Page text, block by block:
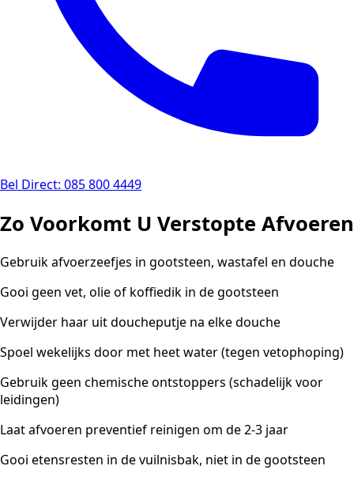
Bel Direct: 085 800 4449
Zo Voorkomt U Verstopte Afvoeren
Gebruik afvoerzeefjes in gootsteen, wastafel en douche
Gooi geen vet, olie of koffiedik in de gootsteen
Verwijder haar uit doucheputje na elke douche
Spoel wekelijks door met heet water (tegen vetophoping)
Gebruik geen chemische ontstoppers (schadelijk voor
leidingen)
Laat afvoeren preventief reinigen om de 2-3 jaar
Gooi etensresten in de vuilnisbak, niet in de gootsteen